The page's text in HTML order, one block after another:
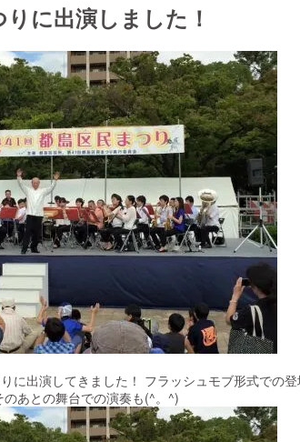
に出演しました！
に出演してきました！ フラッシュモブ形式での
のあとの舞台での演奏も(^。^)